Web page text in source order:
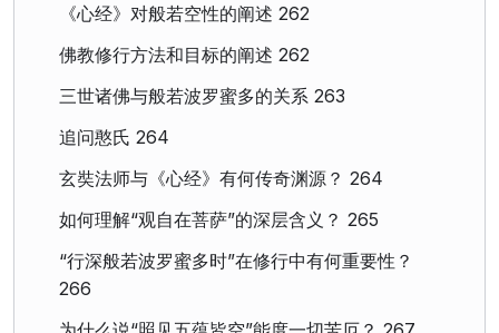
《心经》对般若空性的阐述 262
佛教修行方法和目标的阐述 262
三世诸佛与般若波罗蜜多的关系 263
追问憨氏 264
玄奘法师与《心经》有何传奇渊源？ 264
如何理解“观自在菩萨”的深层含义？ 265
“行深般若波罗蜜多时”在修行中有何重要性？
266